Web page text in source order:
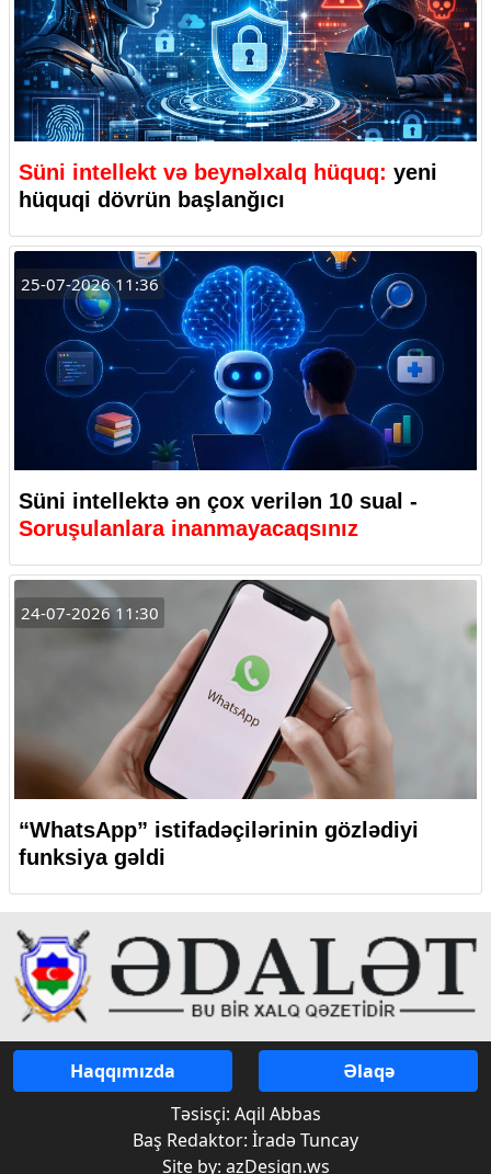
Süni intellekt və beynəlxalq hüquq: yeni
hüquqi dövrün başlanğıcı
25-07-2026 11:36
Süni intellektə ən çox verilən 10 sual -
Soruşulanlara inanmayacaqsınız
24-07-2026 11:30
“WhatsApp” istifadəçilərinin gözlədiyi
funksiya gəldi
Haqqımızda
Əlaqə
Təsisçi: Aqil Abbas
Baş Redaktor: İradə Tuncay
Site by: azDesign.ws